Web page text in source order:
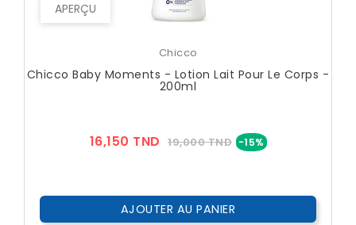
APERÇU
Chicco
Chicco Baby Moments - Lotion Lait Pour Le Corps -
200ml
16,150 TND Prix
19,000 TND -15% Prix
AJOUTER AU PANIER